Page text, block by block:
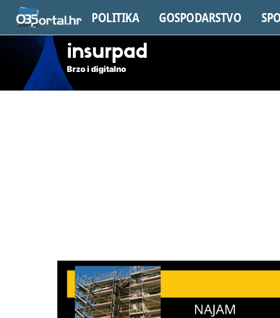
POLITIKA GOSPODARSTVO
insurpad
Brzo i digitalno